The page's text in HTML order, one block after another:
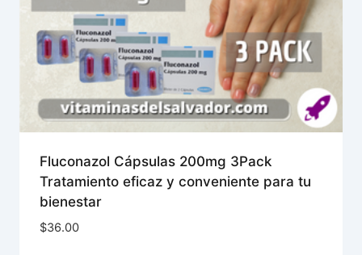
Fluconazol Cápsulas 200mg 3Pack
Tratamiento eficaz y conveniente para tu
bienestar
$36.00